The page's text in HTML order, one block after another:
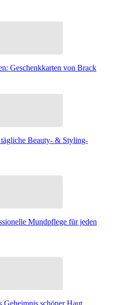
Geschenkkarten von Brack
Beauty- & Styling-
Mundpflege für jeden
Geheimnis schöner Haut